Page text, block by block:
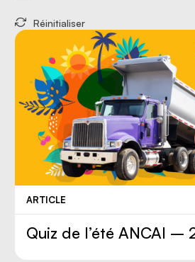
Réinitialiser
ARTICLE
Quiz de l’été ANCAI –